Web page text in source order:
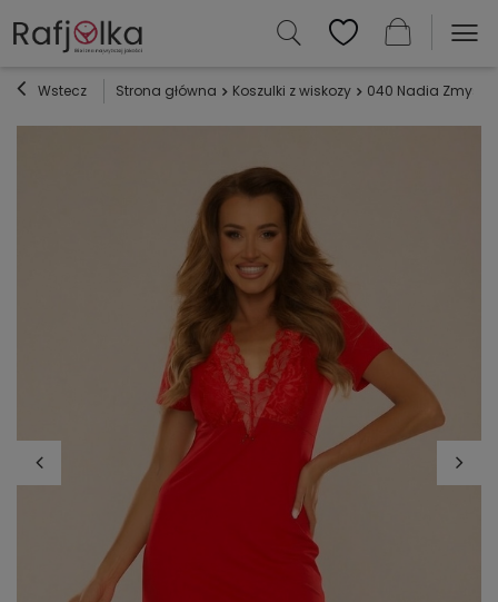
Wstecz Strona główna Koszulki z wiskozy 040 Nadia